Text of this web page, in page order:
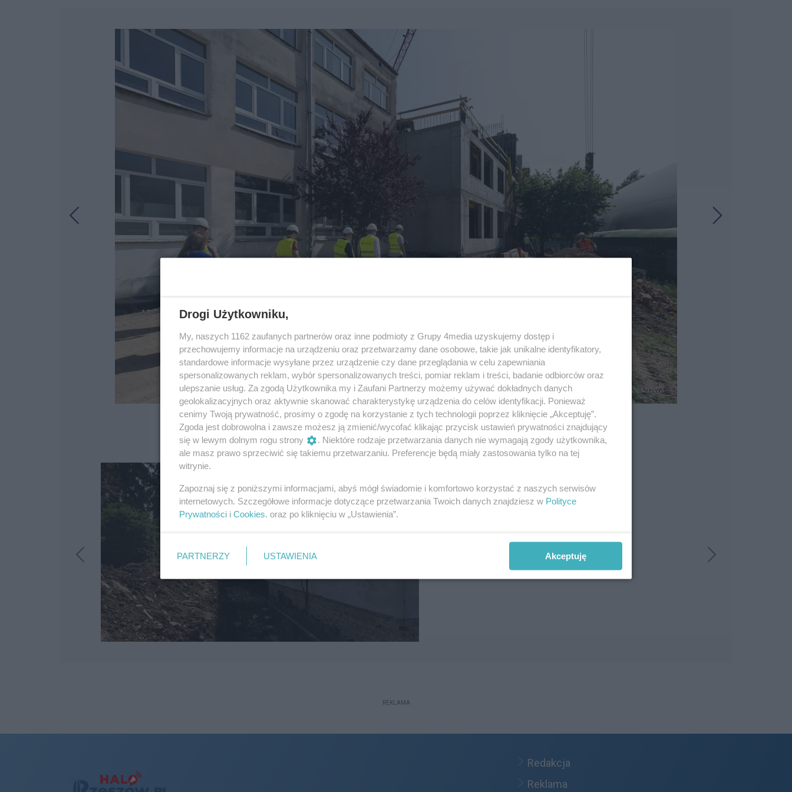
4 / 10
REKLAMA
Redakcja
Reklama
Drogi Użytkowniku,
My, naszych 1162 zaufanych partnerów oraz inne podmioty z Grupy 4media uzyskujemy dostęp i
przechowujemy informacje na urządzeniu oraz przetwarzamy dane osobowe, takie jak unikalne identyfikatory,
standardowe informacje wysyłane przez urządzenie czy dane przeglądania w celu zapewniania
spersonalizowanych reklam, wybór spersonalizowanych treści, pomiar reklam i treści, badanie odbiorców oraz
ulepszanie usług. Za zgodą Użytkownika my i Zaufani Partnerzy możemy używać dokładnych danych
geolokalizacyjnych oraz aktywnie skanować charakterystykę urządzenia do celów identyfikacji. Ponieważ
cenimy Twoją prywatność, prosimy o zgodę na korzystanie z tych technologii poprzez kliknięcie „Akceptuję”.
Zgoda jest dobrowolna i zawsze możesz ją zmienić/wycofać klikając przycisk ustawień prywatności znajdujący
się w lewym dolnym rogu strony
. Niektóre rodzaje przetwarzania danych nie wymagają zgody użytkownika,
ale masz prawo sprzeciwić się takiemu przetwarzaniu. Preferencje będą miały zastosowania tylko na tej
witrynie.
Zapoznaj się z poniższymi informacjami, abyś mógł świadomie i komfortowo korzystać z naszych serwisów
internetowych. Szczegółowe informacje dotyczące przetwarzania Twoich danych znajdziesz w Polityce
Prywatności i Cookies. oraz po kliknięciu w „Ustawienia”.
PARTNERZY USTAWIENIA Akceptuję